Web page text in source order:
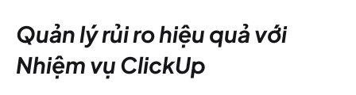
Quản lý rủi ro hiệu quả với
Nhiệm vụ ClickUp